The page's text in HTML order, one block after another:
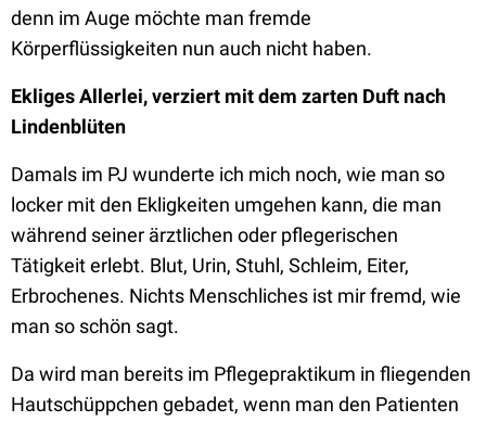
denn im Auge möchte man fremde
Körperflüssigkeiten nun auch nicht haben.
Ekliges Allerlei, verziert mit dem zarten Duft nach
Lindenblüten
Damals im PJ wunderte ich mich noch, wie man so
locker mit den Ekligkeiten umgehen kann, die man
während seiner ärztlichen oder pflegerischen
Tätigkeit erlebt. Blut, Urin, Stuhl, Schleim, Eiter,
Erbrochenes. Nichts Menschliches ist mir fremd, wie
man so schön sagt.
Da wird man bereits im Pflegepraktikum in fliegenden
Hautschüppchen gebadet, wenn man den Patienten